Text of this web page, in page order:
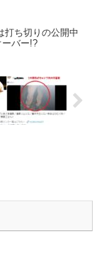
打ち切りの公開中
ーバー!?